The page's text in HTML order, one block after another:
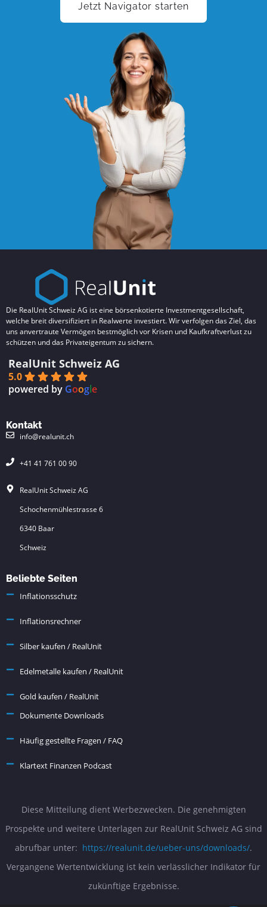
Jetzt Navigator starten
Die RealUnit Schweiz AG ist eine börsenkotierte Investmentgesellschaft,
welche breit diversifiziert in Realwerte investiert. Wir verfolgen das Ziel, das
uns anvertraute Vermögen bestmöglich vor Krisen und Kaufkraftverlust zu
schützen und das Privateigentum zu sichern.
RealUnit Schweiz AG
5.0
powered by Google
Kontakt
info@realunit.ch
+41 41 761 00 90
RealUnit Schweiz AG
Schochenmühlestrasse 6
6340 Baar
Schweiz
Beliebte Seiten
Inflationsschutz
Inflationsrechner
Silber kaufen / RealUnit
Edelmetalle kaufen / RealUnit
Gold kaufen / RealUnit
Dokumente Downloads
Häufig gestellte Fragen / FAQ
Klartext Finanzen Podcast
Diese Mitteilung dient Werbezwecken. Die genehmigten
Prospekte und weitere Unterlagen zur RealUnit Schweiz AG sind
abrufbar unter: https://realunit.de/ueber-uns/downloads/.
Vergangene Wertentwicklung ist kein verlässlicher Indikator für
zukünftige Ergebnisse.